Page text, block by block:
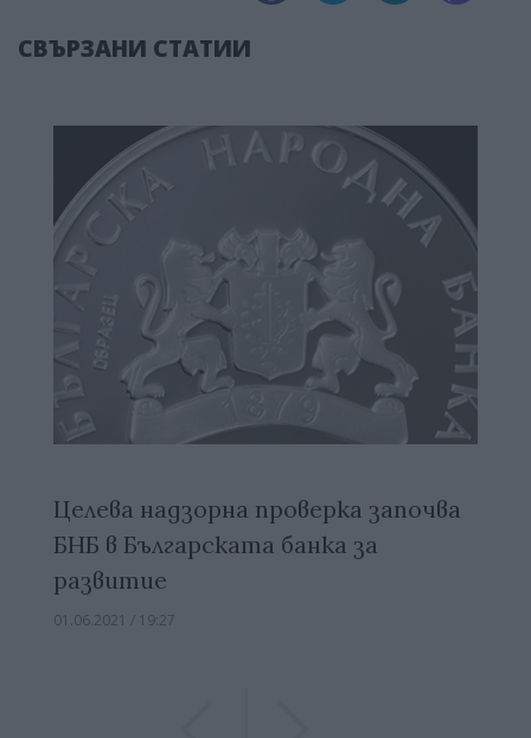
СВЪРЗАНИ СТАТИИ
Целева надзорна проверка започва
БНБ в Българската банка за
развитие
01.06.2021 / 19:27